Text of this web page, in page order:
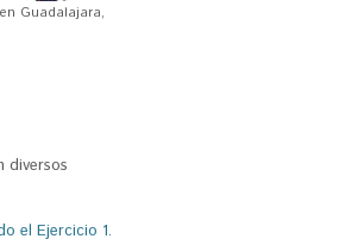
Guadalajara,
diversos
el Ejercicio 1.